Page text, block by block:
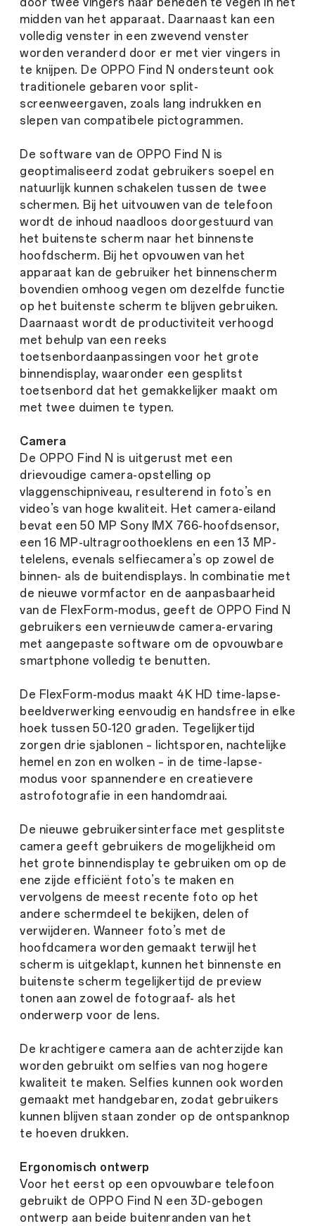
midden van het apparaat. Daarnaast kan een
volledig venster in een zwevend venster
worden veranderd door er met vier vingers in
te knijpen. De OPPO Find N ondersteunt ook
traditionele gebaren voor split-
screenweergaven, zoals lang indrukken en
slepen van compatibele pictogrammen.
De software van de OPPO Find N is
geoptimaliseerd zodat gebruikers soepel en
natuurlijk kunnen schakelen tussen de twee
schermen. Bij het uitvouwen van de telefoon
wordt de inhoud naadloos doorgestuurd van
het buitenste scherm naar het binnenste
hoofdscherm. Bij het opvouwen van het
apparaat kan de gebruiker het binnenscherm
bovendien omhoog vegen om dezelfde functie
op het buitenste scherm te blijven gebruiken.
Daarnaast wordt de productiviteit verhoogd
met behulp van een reeks
toetsenbordaanpassingen voor het grote
binnendisplay, waaronder een gesplitst
toetsenbord dat het gemakkelijker maakt om
met twee duimen te typen.
Camera
De OPPO Find N is uitgerust met een
drievoudige camera-opstelling op
vlaggenschipniveau, resulterend in foto’s en
video’s van hoge kwaliteit. Het camera-eiland
bevat een 50 MP Sony IMX 766-hoofdsensor,
een 16 MP-ultragroothoeklens en een 13 MP-
telelens, evenals selfiecamera’s op zowel de
binnen- als de buitendisplays. In combinatie met
de nieuwe vormfactor en de aanpasbaarheid
van de FlexForm-modus, geeft de OPPO Find N
gebruikers een vernieuwde camera-ervaring
met aangepaste software om de opvouwbare
smartphone volledig te benutten.
De FlexForm-modus maakt 4K HD time-lapse-
beeldverwerking eenvoudig en handsfree in elke
hoek tussen 50-120 graden. Tegelijkertijd
zorgen drie sjablonen – lichtsporen, nachtelijke
hemel en zon en wolken – in de time-lapse-
modus voor spannendere en creatievere
astrofotografie in een handomdraai.
De nieuwe gebruikersinterface met gesplitste
camera geeft gebruikers de mogelijkheid om
het grote binnendisplay te gebruiken om op de
ene zijde efficiënt foto’s te maken en
vervolgens de meest recente foto op het
andere schermdeel te bekijken, delen of
verwijderen. Wanneer foto’s met de
hoofdcamera worden gemaakt terwijl het
scherm is uitgeklapt, kunnen het binnenste en
buitenste scherm tegelijkertijd de preview
tonen aan zowel de fotograaf- als het
onderwerp voor de lens.
De krachtigere camera aan de achterzijde kan
worden gebruikt om selfies van nog hogere
kwaliteit te maken. Selfies kunnen ook worden
gemaakt met handgebaren, zodat gebruikers
kunnen blijven staan zonder op de ontspanknop
te hoeven drukken.
Ergonomisch ontwerp
Voor het eerst op een opvouwbare telefoon
gebruikt de OPPO Find N een 3D-gebogen
ontwerp aan beide buitenranden van het